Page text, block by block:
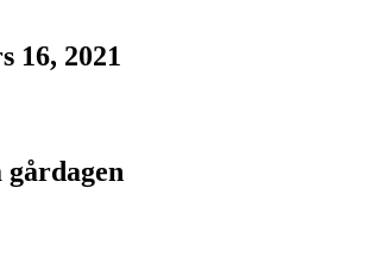
16, 2021